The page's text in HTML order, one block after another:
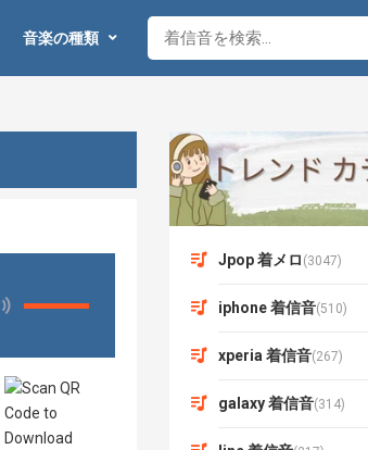
音楽の種類
Jpop 着メロ (3047)
iphone 着信音(510)
xperia 着信音(267)
galaxy 着信音(314)